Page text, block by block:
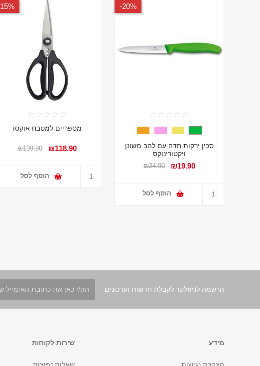
20%-
סכין ירקות חדה עם להב משונן
ויקטורינוקס
₪19.90
₪24.90
הוסף לסל
15%-
מספריים למטבח אוקסו
₪118.90
₪139.90
הוסף לסל
הרשמה לניוזלטר לקבלת חדשות ועדכונים
מידע
הצהרת נגישות
שירות לקוחות
שאלות נפוצות